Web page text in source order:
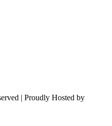
| Proudly Hosted by